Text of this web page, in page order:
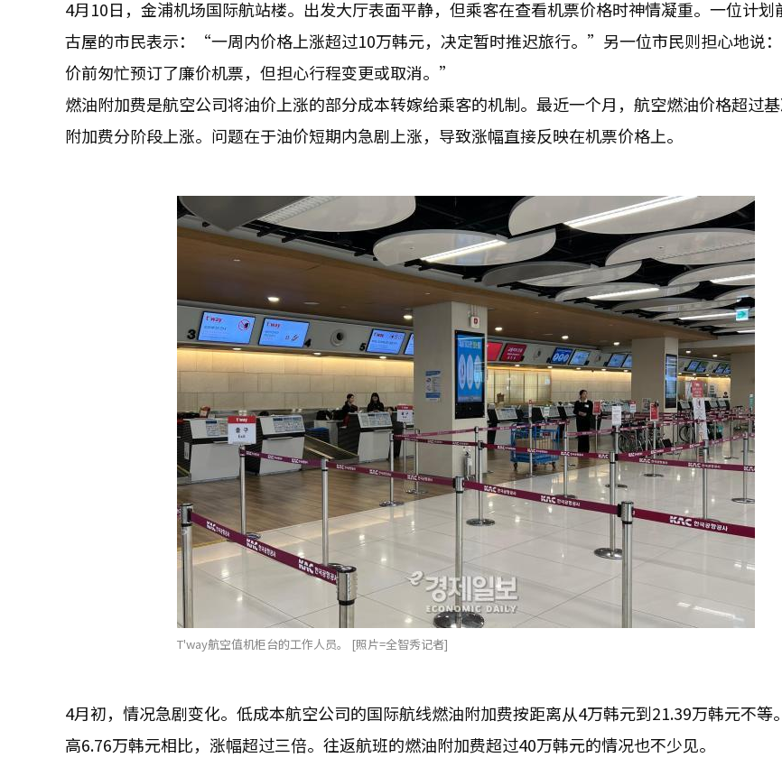
4月10日，金浦机场国际航站楼。出发大厅表面平静，但乘客在查看机票价格时神情凝重。一位计划
古屋的市民表示：“一周内价格上涨超过10万韩元，决定暂时推迟旅行。”另一位市民则担心地说
价前匆忙预订了廉价机票，但担心行程变更或取消。”
燃油附加费是航空公司将油价上涨的部分成本转嫁给乘客的机制。最近一个月，航空燃油价格超过
附加费分阶段上涨。问题在于油价短期内急剧上涨，导致涨幅直接反映在机票价格上。
T'way航空值机柜台的工作人员。 [照片=全智秀记者]
4月初，情况急剧变化。低成本航空公司的国际航线燃油附加费按距离从4万韩元到21.39万韩元不等
高6.76万韩元相比，涨幅超过三倍。往返航班的燃油附加费超过40万韩元的情况也不少见。